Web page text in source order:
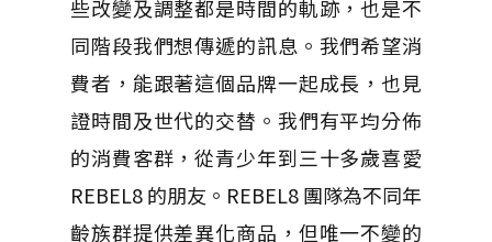
些改變及調整都是時間的軌跡，也是不
同階段我們想傳遞的訊息。我們希望消
費者，能跟著這個品牌一起成長，也見
證時間及世代的交替。我們有平均分佈
的消費客群，從青少年到三十多歲喜愛
REBEL8 的朋友。REBEL8 團隊為不同年
齡族群提供差異化商品，但唯一不變的